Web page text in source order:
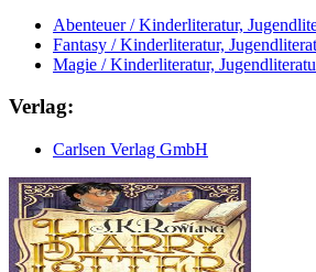
Abenteuer / Kinderliteratur,
Fantasy / Kinderliteratur,
Magie / Kinderliteratur,
Verlag:
Carlsen Verlag GmbH